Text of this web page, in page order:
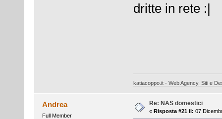
dritte in rete :|
katiacoppo.it - Web Agency, Siti e
Andrea
Full Member
Re: NAS domestici
« Risposta #21 il: 07